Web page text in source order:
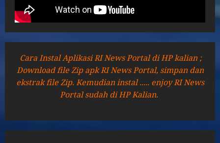
Cara Instal Aplikasi RI News Portal di HP kalian ;
Download file Zip apk RI News Portal, simpan dan
ekstrak file Zip. Kemudian instal ..... enjoy RI News
Portal sudah di HP Kalian.